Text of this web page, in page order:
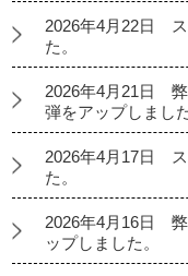
2026年4月22日 ス
た。
2026年4月21日 弊
弾をアップしました
2026年4月17日 ス
た。
2026年4月16日
ップしました。